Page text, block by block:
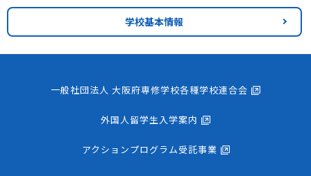
学校基本情報
一般社団法人 大阪府専修学校各種学校連合会
外国人留学生入学案内
アクションプログラム受託事業